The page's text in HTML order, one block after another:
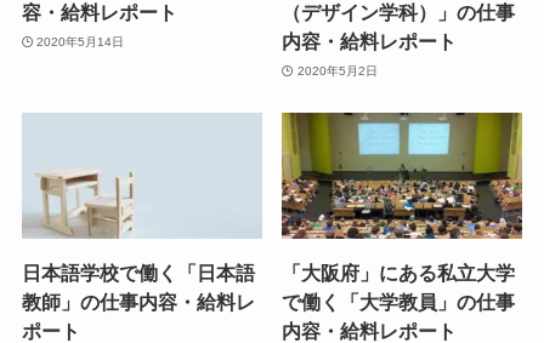
容・給料レポート
2020年5月14日
（デザイン学科）」の仕事
内容・給料レポート
2020年5月2日
日本語学校で働く「日本語
教師」の仕事内容・給料レ
ポート
「大阪府」にある私立大学
で働く「大学教員」の仕事
内容・給料レポート